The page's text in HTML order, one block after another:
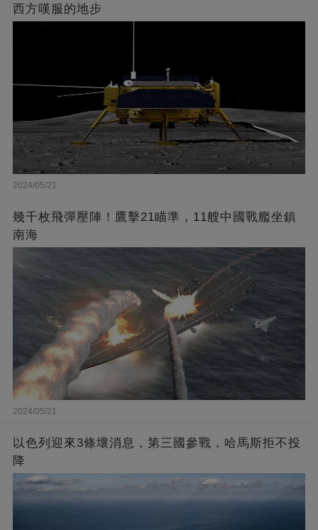
西方嘆服的地步
2024/05/21
幾千枚飛彈壓陣！鷹擊21瞄準，11艘中國戰艦坐鎮
南海
2024/05/21
以色列迎來3條壞消息，第三國參戰，哈馬斯拒不投
降